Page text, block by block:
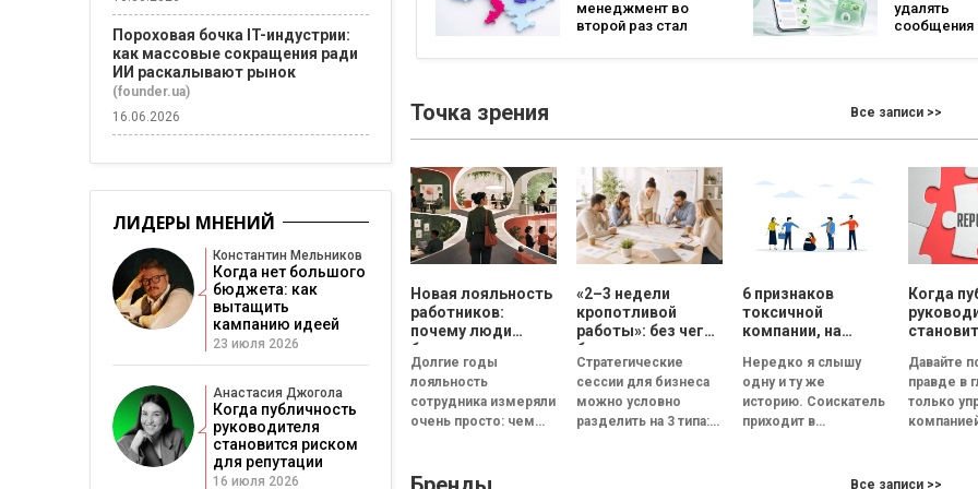
менеджмент во
второй раз стал
специальностью,
удалять
сообщения
основных
Точка зрения Все записи >>
Новая лояльность
работников:
почему люди
больше не хотят
работать «до
пенсии», но
готовы работать
на максимум
Долгие годы
лояльность
сотрудника измеряли
очень просто: чем
тем он ценнее.
«2–3 недели
кропотливой
работы»: без чего
бизнесу нет
смысла
проводить
стратегическую
сессию
Стратегические
сессии для бизнеса
можно условно
разделить на 3 типа:
6 признаков
токсичной
компании, на
обратить
внимание на
собеседовании
Нередко я слышу
одну и ту же
историю. Соискатель
приходит в
Когда
Давайте
правде в
только
должен
Все записи >>
Пороховая бочка IT-индустрии:
как массовые сокращения ради
ИИ раскалывают рынок
(founder.ua)
16.06.2026
ЛИДЕРЫ МНЕНИЙ
Константин Мельников
Когда нет большого
бюджета: как
вытащить
кампанию идеей
23 июля 2026
Анастасия Джогола
Когда публичность
руководителя
становится риском
для репутации
16 июля 2026